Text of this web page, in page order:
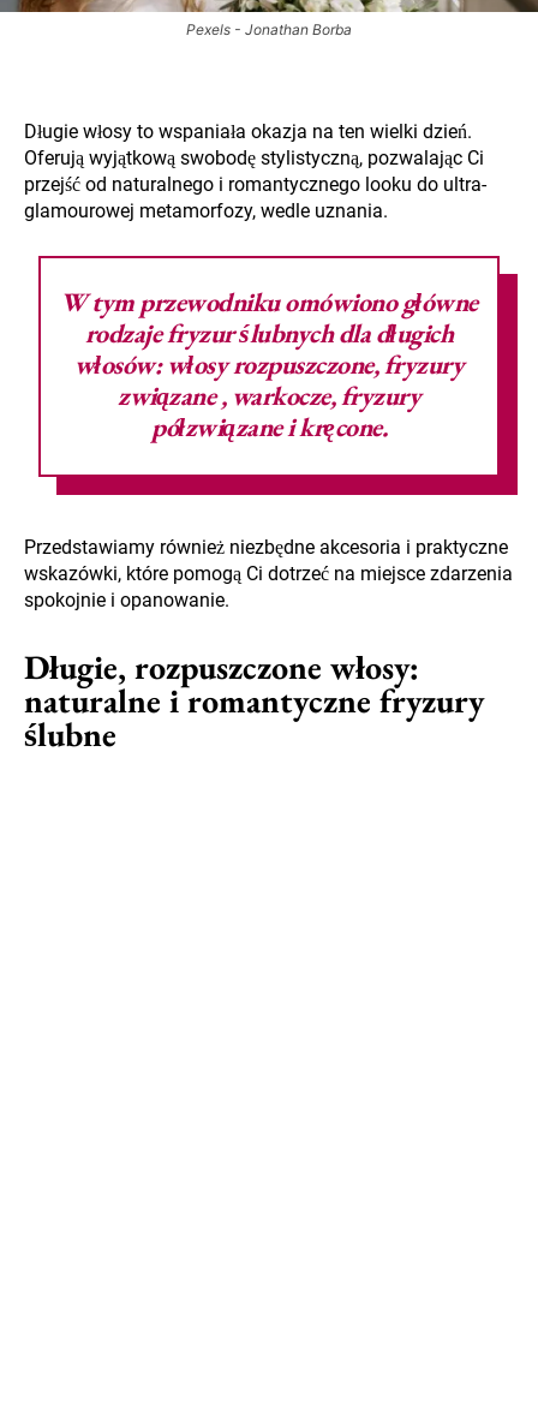
Pexels - Jonathan Borba
Długie włosy to wspaniała okazja na ten wielki dzień.
Oferują wyjątkową swobodę stylistyczną, pozwalając Ci
przejść od naturalnego i romantycznego looku do ultra-
glamourowej metamorfozy, wedle uznania.
W tym przewodniku omówiono główne
rodzajefryzur ślubnychdla długich
włosów: włosy rozpuszczone,fryzury
związane, warkocze, fryzury
półzwiązane i kręcone.
Przedstawiamy również niezbędne akcesoria i praktyczne
wskazówki, które pomogą Ci dotrzeć na miejsce zdarzenia
spokojnie i opanowanie.
Długie, rozpuszczone włosy:
naturalne i romantyczne fryzury
ślubne